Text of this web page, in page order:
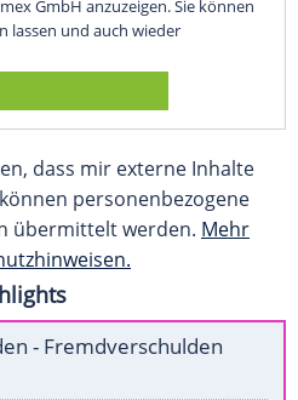
GmbH anzuzeigen. Sie können
lassen und auch wieder
dass mir externe Inhalte
personenbezogene
übermittelt werden. Mehr
- Fremdverschulden